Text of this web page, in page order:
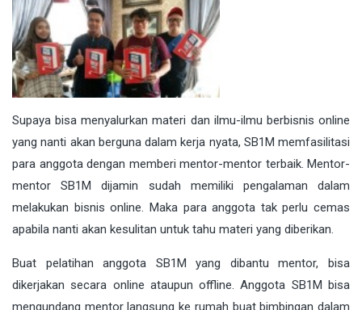
Supaya bisa menyalurkan materi dan ilmu-ilmu berbisnis online
yang nanti akan berguna dalam kerja nyata, SB1M memfasilitasi
para anggota dengan memberi mentor-mentor terbaik. Mentor-
mentor SB1M dijamin sudah memiliki pengalaman dalam
melakukan bisnis online. Maka para anggota tak perlu cemas
apabila nanti akan kesulitan untuk tahu materi yang diberikan.
Buat pelatihan anggota SB1M yang dibantu mentor, bisa
dikerjakan secara online ataupun offline. Anggota SB1M bisa
mengundang mentor langsung ke rumah buat bimbingan dalam